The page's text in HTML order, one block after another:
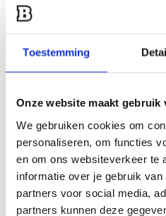
Toestemming
Onze website maakt gebruik
We gebruiken cookies om
personaliseren, om functies
en om ons websiteverkeer te
informatie over je gebruik
partners voor social media,
partners kunnen deze
Bear Paws The Original -
Rood
Bear Paws is het originele
onmisbare BBQ tool vo...
Direct leverbaar
19,49